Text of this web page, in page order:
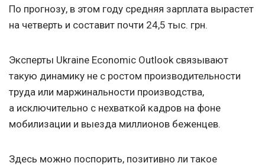
По прогнозу, в этом году средняя зарплата вырастет
на четверть и составит почти 24,5 тыс. грн.
Эксперты Ukraine Economic Outlook связывают
такую динамику не с ростом производительности
труда или маржинальности производства,
а исключительно с нехваткой кадров на фоне
мобилизации и выезда миллионов беженцев.
Здесь можно поспорить, позитивно ли такое